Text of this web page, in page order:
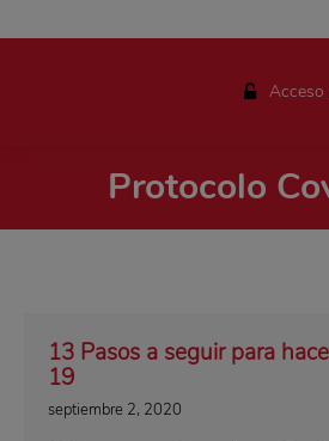
Acceso
ProtocoloEstás aquí:
13 Pasos a seguir para
19
septiembre 2, 2020